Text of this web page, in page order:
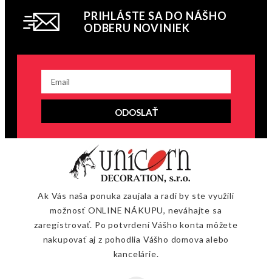
PRIHLÁSTE SA DO NÁŠHO
ODBERU NOVINIEK
ODOSLAŤ
Ak Vás naša ponuka zaujala a radi by ste využili
možnosť ONLINE NÁKUPU, neváhajte sa
zaregistrovať. Po potvrdení Vášho konta môžete
nakupovať aj z pohodlia Vášho domova alebo
kancelárie.